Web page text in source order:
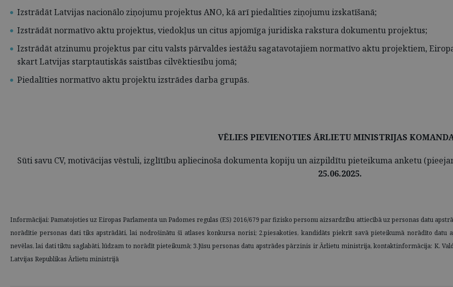
Izstrādāt Latvijas nacionālo ziņojumu projektus ANO, kā arī piedalīties ziņojumu izskatīšanā;
Izstrādāt normatīvo aktu projektus, viedokļus un citus apjomīga juridiska rakstura dokumentu projektus;
Izstrādāt atzinumu projektus par citu valsts pārvaldes iestāžu sagatavotajiem normatīvo aktu projektiem,
skart Latvijas starptautiskās saistības cilvēktiesību jomā;
Piedalīties normatīvo aktu projektu izstrādes darba grupās.
VĒLIES PIEVIENOTIES ĀRLIETU MINISTRIJAS
Sūti savu CV, motivācijas vēstuli, izglītību apliecinoša dokumenta kopiju un aizpildītu pieteikuma anketu
25.06.2025.
Informācijai: Pamatojoties uz Eiropas Parlamenta un Padomes regulas (ES) 2016/679 par fizisko personu aizsardzību attiecībā uz personas datu
norādītie personas dati tiks apstrādāti, lai nodrošinātu šī atlases konkursa norisi; 2.piesakoties, kandidāts piekrīt savā pieteikumā norādīto datu
nevēlas, lai dati tiktu saglabāti, lūdzam to norādīt pieteikumā; 3.Jūsu personas datu apstrādes pārzinis ir Ārlietu ministrija, kontaktinformācija: K.
Latvijas Republikas Ārlietu ministrijā